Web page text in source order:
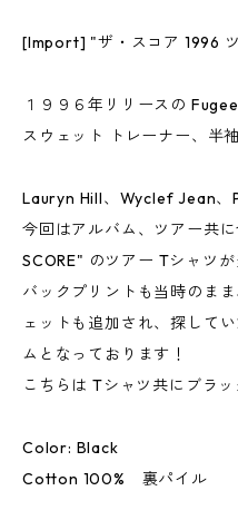
[Import] "ザ・スコア 1996
１９９６年リリースの
スウェット トレーナー、半
Lauryn Hill、Wyclef Jean、
今回はアルバム、ツアー共
SCORE" のツアー Tシャツ
バックプリントも当時のま
ェットも追加され、探して
ムとなっております！
こちらは Tシャツ共にブラッ
Color: Black
Cotton 100% 裏パイル